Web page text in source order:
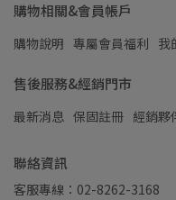
購物相關&會員帳戶
購物說明 專屬會員福利 我
售後服務&經銷門市
最新消息 保固註冊 經銷夥
聯絡資訊
客服專線：02-8262-3168